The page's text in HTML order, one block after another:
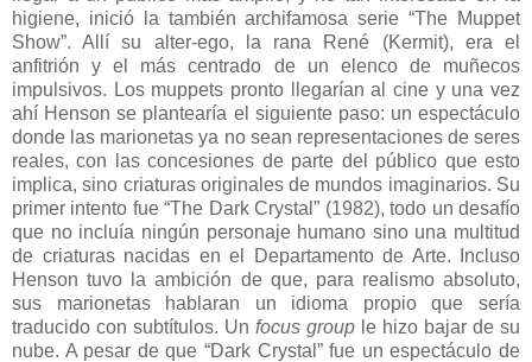
higiene, inició la también archifamosa serie “The Muppet
Show”. Allí su alter-ego, la rana René (Kermit), era el
anfitrión y el más centrado de un elenco de muñecos
impulsivos. Los muppets pronto llegarían al cine y una vez
ahí Henson se plantearía el siguiente paso: un espectáculo
donde las marionetas ya no sean representaciones de seres
reales, con las concesiones de parte del público que esto
implica, sino criaturas originales de mundos imaginarios. Su
primer intento fue “The Dark Crystal” (1982), todo un desafío
que no incluía ningún personaje humano sino una multitud
de criaturas nacidas en el Departamento de Arte. Incluso
Henson tuvo la ambición de que, para realismo absoluto,
sus marionetas hablaran un idioma propio que sería
traducido con subtítulos. Un focus group le hizo bajar de su
nube. A pesar de que “Dark Crystal” fue un espectáculo de